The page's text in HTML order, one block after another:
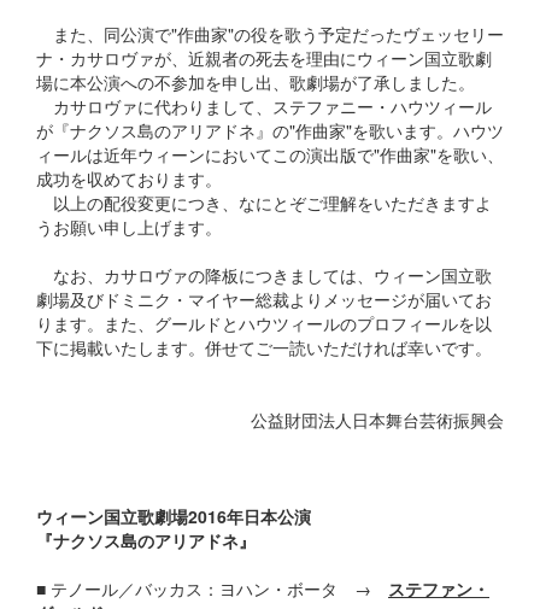
また、同公演で"作曲家"の役を歌う予定だったヴェッセリー
ナ・カサロヴァが、近親者の死去を理由にウィーン国立歌劇
場に本公演への不参加を申し出、歌劇場が了承しました。
カサロヴァに代わりまして、ステファニー・ハウツィール
が『ナクソス島のアリアドネ』の"作曲家"を歌います。ハウツ
ィールは近年ウィーンにおいてこの演出版で"作曲家"を歌い、
成功を収めております。
以上の配役変更につき、なにとぞご理解をいただきますよ
うお願い申し上げます。
なお、カサロヴァの降板につきましては、ウィーン国立歌
劇場及びドミニク・マイヤー総裁よりメッセージが届いてお
ります。また、グールドとハウツィールのプロフィールを以
下に掲載いたします。併せてご一読いただければ幸いです。
公益財団法人日本舞台芸術振興会
ウィーン国立歌劇場2016年日本公演
『ナクソス島のアリアドネ』
■ テノール／バッカス：ヨハン・ボータ → ステファン・